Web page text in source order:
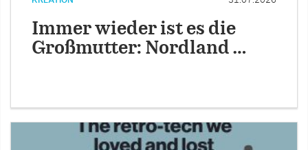
Immer wieder ist es die
Großmutter: Nordland …